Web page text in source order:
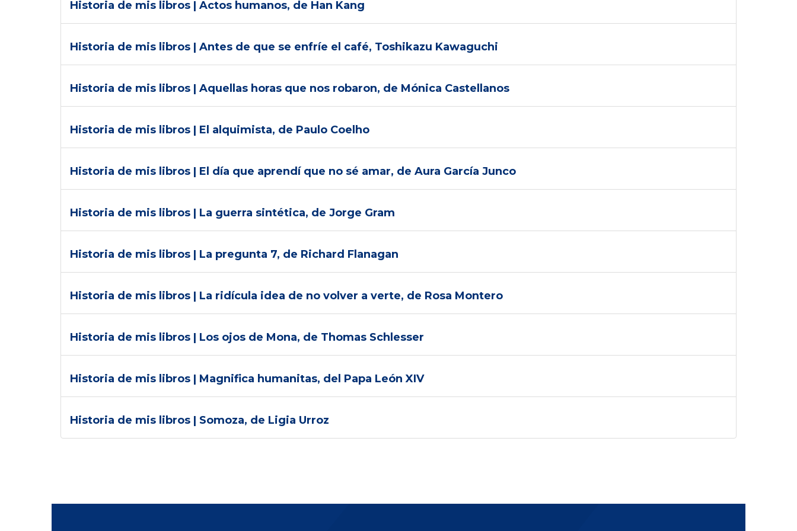
Historia de mis libros | Actos humanos, de Han Kang
Historia de mis libros | Antes de que se enfríe el café, Toshikazu Kawaguchi
Historia de mis libros | Aquellas horas que nos robaron, de Mónica Castellanos
Historia de mis libros | El alquimista, de Paulo Coelho
Historia de mis libros | El día que aprendí que no sé amar, de Aura García Junco
Historia de mis libros | La guerra sintética, de Jorge Gram
Historia de mis libros | La pregunta 7, de Richard Flanagan
Historia de mis libros | La ridícula idea de no volver a verte, de Rosa Montero
Historia de mis libros | Los ojos de Mona, de Thomas Schlesser
Historia de mis libros | Magnifica humanitas, del Papa León XIV
Historia de mis libros | Somoza, de Ligia Urroz